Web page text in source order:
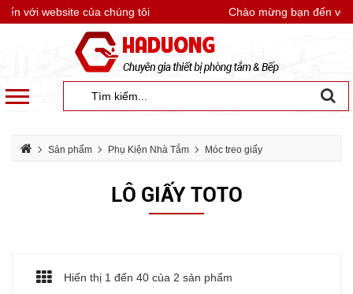
với website của chúng tôi Chào mừng bạn đến với
Sản phẩm Phụ Kiện Nhà Tắm Móc treo giấy
LÔ GIẤY TOTO
Hiển thị 1 đến 40 của 2 sản phẩm